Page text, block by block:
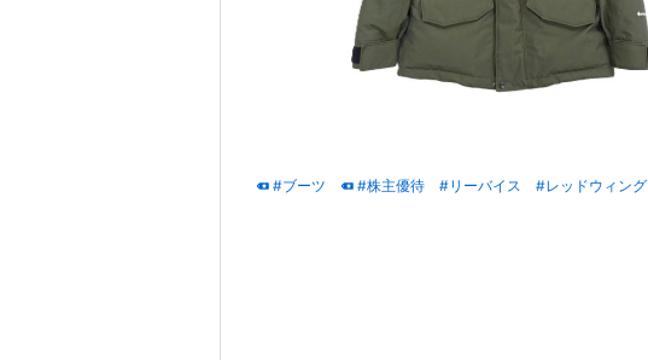
#ブーツ #株主優待 #リーバイス #レッドウィング